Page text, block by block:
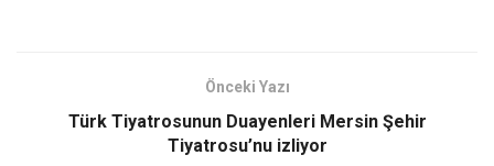
o
d
Önceki Yazı
Türk Tiyatrosunun Duayenleri Mersin Şehir
Tiyatrosu’nu izliyor